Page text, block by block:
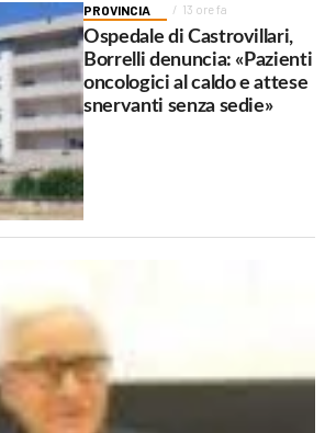
PROVINCIA 13 ore fa
Ospedale di Castrovillari,
Borrelli denuncia: «Pazienti
oncologici al caldo e attese
snervanti senza sedie»